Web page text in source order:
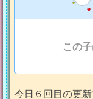
この
今日６回目の更